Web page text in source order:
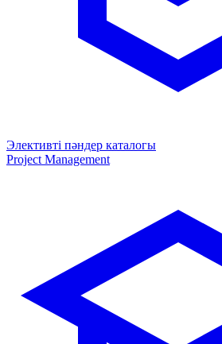
Элективті пәндер каталогы
Project Management